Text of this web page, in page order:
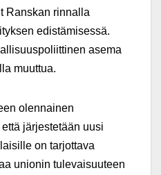
Ranskan rinnalla
edistämisessä.
asema
muuttua.
olennainen
järjestetään uusi
on tarjottava
unionin tulevaisuuteen